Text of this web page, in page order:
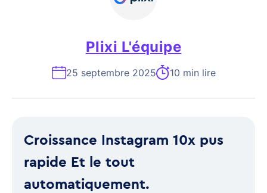
Plixi L'équipe
25 septembre 2025 10 min lire
Croissance Instagram 10x pus
rapide Et le tout
automatiquement.